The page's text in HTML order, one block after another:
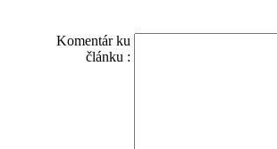
Komentár ku
článku :